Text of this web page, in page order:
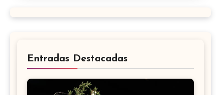
Entradas Destacadas